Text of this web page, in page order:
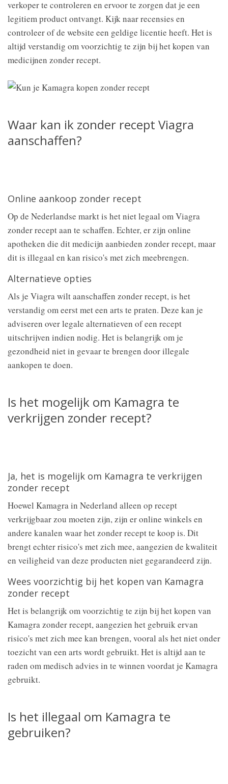
verkoper te controleren en ervoor te zorgen dat je een
legitiem product ontvangt. Kijk naar recensies en
controleer of de website een geldige licentie heeft. Het is
altijd verstandig om voorzichtig te zijn bij het kopen van
medicijnen zonder recept.
Waar kan ik zonder recept Viagra
aanschaffen?
Online aankoop zonder recept
Op de Nederlandse markt is het niet legaal om Viagra
zonder recept aan te schaffen. Echter, er zijn online
apotheken die dit medicijn aanbieden zonder recept, maar
dit is illegaal en kan risico's met zich meebrengen.
Alternatieve opties
Als je Viagra wilt aanschaffen zonder recept, is het
verstandig om eerst met een arts te praten. Deze kan je
adviseren over legale alternatieven of een recept
uitschrijven indien nodig. Het is belangrijk om je
gezondheid niet in gevaar te brengen door illegale
aankopen te doen.
Is het mogelijk om Kamagra te
verkrijgen zonder recept?
Ja, het is mogelijk om Kamagra te verkrijgen
zonder recept
Hoewel Kamagra in Nederland alleen op recept
verkrijgbaar zou moeten zijn, zijn er online winkels en
andere kanalen waar het zonder recept te koop is. Dit
brengt echter risico's met zich mee, aangezien de kwaliteit
en veiligheid van deze producten niet gegarandeerd zijn.
Wees voorzichtig bij het kopen van Kamagra
zonder recept
Het is belangrijk om voorzichtig te zijn bij het kopen van
Kamagra zonder recept, aangezien het gebruik ervan
risico's met zich mee kan brengen, vooral als het niet onder
toezicht van een arts wordt gebruikt. Het is altijd aan te
raden om medisch advies in te winnen voordat je Kamagra
gebruikt.
Is het illegaal om Kamagra te
gebruiken?